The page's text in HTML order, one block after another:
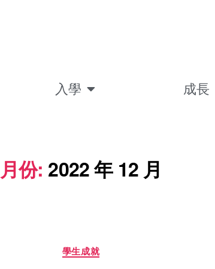
入學 成長
月份: 2022 年 12 月
學生成就